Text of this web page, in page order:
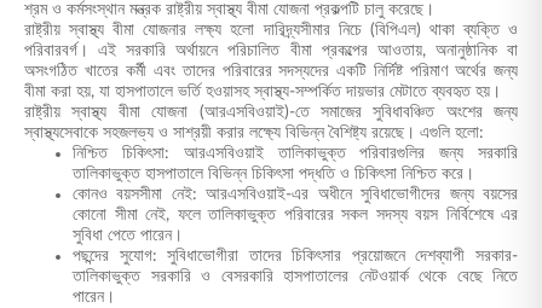
শ্রম ও কর্মসংস্থান মন্ত্রক রাষ্ট্রীয় স্বাস্থ্য বীমা যোজনা প্রকল্পটি চালু করেছে।
রাষ্ট্রীয় স্বাস্থ্য বীমা যোজনার লক্ষ্য হলো দারিদ্র্যসীমার নিচে (বিপিএল) থাকা ব্যক্তি ও
পরিবারবর্গ। এই সরকারি অর্থায়নে পরিচালিত বীমা প্রকল্পের আওতায়, অনানুষ্ঠানিক বা
অসংগঠিত খাতের কর্মী এবং তাদের পরিবারের সদস্যদের একটি নির্দিষ্ট পরিমাণ অর্থের জন্য
বীমা করা হয়, যা হাসপাতালে ভর্তি হওয়াসহ স্বাস্থ্য-সম্পর্কিত দায়ভার মেটাতে ব্যবহৃত হয়।
রাষ্ট্রীয় স্বাস্থ্য বীমা যোজনা (আরএসবিওয়াই)-তে সমাজের সুবিধাবঞ্চিত অংশের জন্য
স্বাস্থ্যসেবাকে সহজলভ্য ও সাশ্রয়ী করার লক্ষ্যে বিভিন্ন বৈশিষ্ট্য রয়েছে। এগুলি হলো:
নিশ্চিত চিকিৎসা: আরএসবিওয়াই তালিকাভুক্ত পরিবারগুলির জন্য সরকারি
তালিকাভুক্ত হাসপাতালে বিভিন্ন চিকিৎসা পদ্ধতি ও চিকিৎসা নিশ্চিত করে।
কোনও বয়সসীমা নেই: আরএসবিওয়াই-এর অধীনে সুবিধাভোগীদের জন্য বয়সের
কোনো সীমা নেই, ফলে তালিকাভুক্ত পরিবারের সকল সদস্য বয়স নির্বিশেষে এর
সুবিধা পেতে পারেন।
পছন্দের সুযোগ: সুবিধাভোগীরা তাদের চিকিৎসার প্রয়োজনে দেশব্যাপী সরকার-
তালিকাভুক্ত সরকারি ও বেসরকারি হাসপাতালের নেটওয়ার্ক থেকে বেছে নিতে
পারেন।